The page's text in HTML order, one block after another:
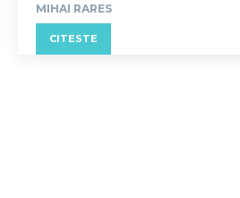
MIHAI RARES
CITESTE